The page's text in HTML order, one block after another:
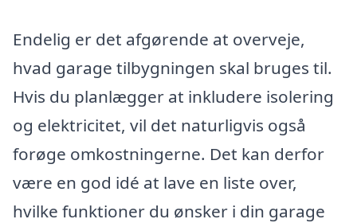
Endelig er det afgørende at overveje,
hvad garage tilbygningen skal bruges til.
Hvis du planlægger at inkludere isolering
og elektricitet, vil det naturligvis også
forøge omkostningerne. Det kan derfor
være en god idé at lave en liste over,
hvilke funktioner du ønsker i din garage